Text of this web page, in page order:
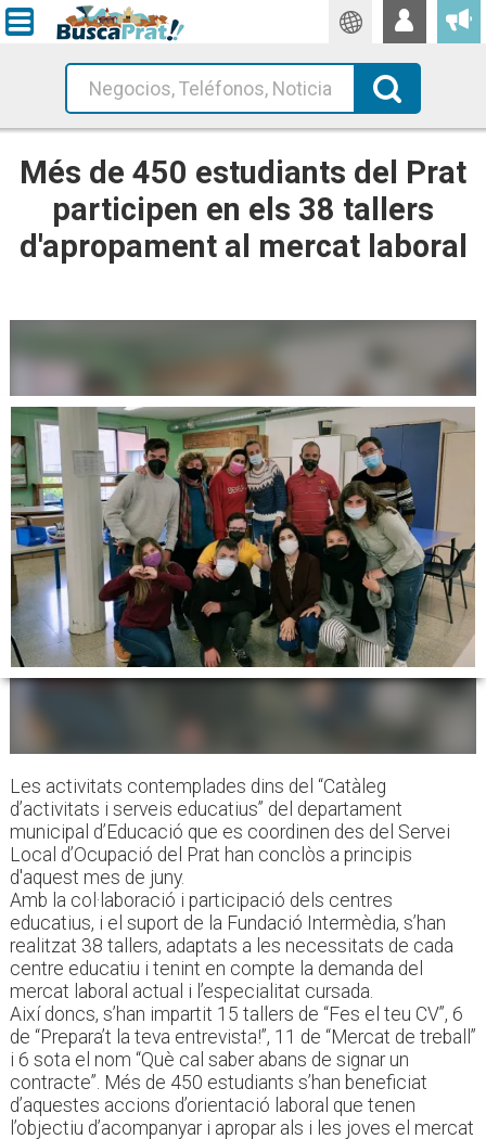
Traductor
Busca!
Més de 450 estudiants del Prat
participen en els 38 tallers
d'apropament al mercat laboral
Les activitats contemplades dins del “Catàleg
d’activitats i serveis educatius” del departament
municipal d’Educació que es coordinen des del Servei
Local d’Ocupació del Prat han conclòs a principis
d'aquest mes de juny.
Amb la col·laboració i participació dels centres
educatius, i el suport de la Fundació Intermèdia, s’han
realitzat 38 tallers, adaptats a les necessitats de cada
centre educatiu i tenint en compte la demanda del
mercat laboral actual i l’especialitat cursada.
Així doncs, s’han impartit 15 tallers de “Fes el teu CV”, 6
de “Prepara’t la teva entrevista!”, 11 de “Mercat de treball”
i 6 sota el nom “Què cal saber abans de signar un
contracte”. Més de 450 estudiants s’han beneficiat
d’aquestes accions d’orientació laboral que tenen
l’objectiu d’acompanyar i apropar als i les joves el mercat